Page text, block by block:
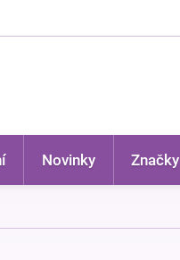
Novinky Značky